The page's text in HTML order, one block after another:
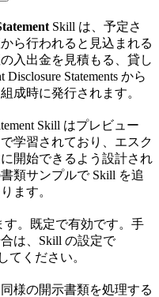
Skill は、予定さ
ら行われると見込まれる
入出金を見積もる、貸し
Statements から
成時に発行されます。
Skill はプレビュー
学習されており、エスク
開始できるよう設計され
類サンプルで Skill を追
ます。
す。既定で有効です。手
は、Skill の設定で
てください。
様の開示書類を処理する